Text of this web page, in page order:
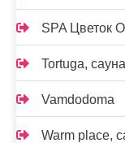
SPA Цветок
Tortuga, сауна
Vamdodoma
Warm place,